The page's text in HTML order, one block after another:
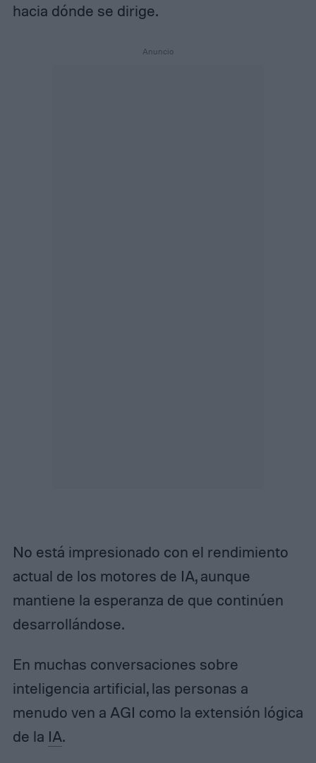
hacia dónde se dirige.
No está impresionado con el rendimiento
actual de los motores de IA, aunque
mantiene la esperanza de que continúen
desarrollándose.
En muchas conversaciones sobre
inteligencia artificial, las personas a
menudo ven a AGI como la extensión lógica
de la IA.